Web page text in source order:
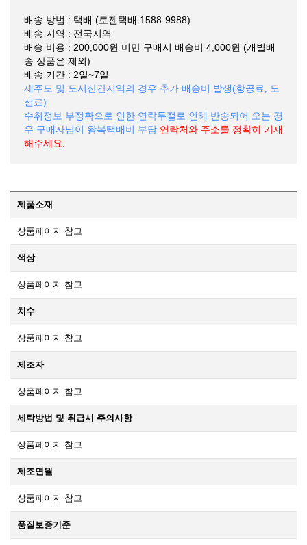
배송 방법 : 택배 (로젠택배 1588-9988)
배송 지역 : 전국지역
배송 비용 : 200,000원 미만 구매시 배송비 4,000원 (개별배
송 상품은 제외)
배송 기간 : 2일~7일
제주도 및 도서산간지역의 경우 추가 배송비 발생(항공료, 도
선료)
수취정보 부정확으로 인한 연락두절로 인해 반송되어 오는 경
우 구매자님이 왕복택배비 부담 연락처와 주소를 정확히 기재
해주세요.
제품소재
상품페이지 참고
색상
상품페이지 참고
치수
상품페이지 참고
제조자
상품페이지 참고
세탁방법 및 취급시 주의사항
상품페이지 참고
제조연월
상품페이지 참고
품질보증기준